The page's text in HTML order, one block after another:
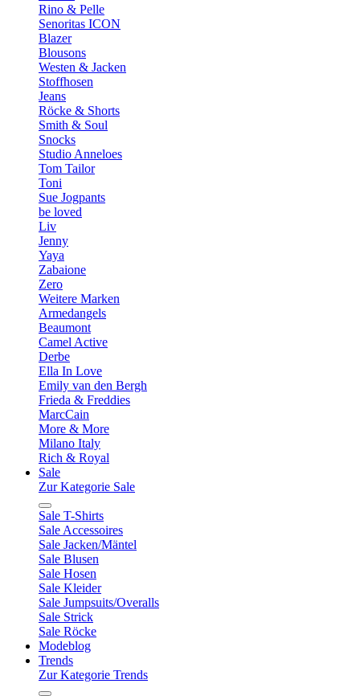
Rino & Pelle
Senoritas ICON
Blazer
Blousons
Westen & Jacken
Stoffhosen
Jeans
Röcke & Shorts
Smith & Soul
Snocks
Studio Anneloes
Tom Tailor
Toni
Sue Jogpants
be loved
Liv
Jenny
Yaya
Zabaione
Zero
Weitere Marken
Armedangels
Beaumont
Camel Active
Derbe
Ella In Love
Emily van den Bergh
Frieda & Freddies
MarcCain
More & More
Milano Italy
Rich & Royal
Sale
Zur Kategorie Sale
Sale T-Shirts
Sale Accessoires
Sale Jacken/Mäntel
Sale Blusen
Sale Hosen
Sale Kleider
Sale Jumpsuits/Overalls
Sale Strick
Sale Röcke
Modeblog
Trends
Zur Kategorie Trends